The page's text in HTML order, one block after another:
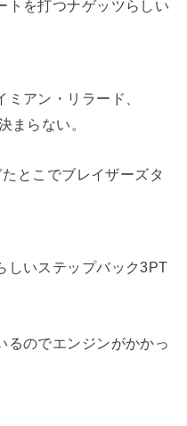
トを打つナゲッツらしい
アン・リラード、
まらない。
とこでブレイザーズタ
しいステップバック3PT
るのでエンジンがかかっ